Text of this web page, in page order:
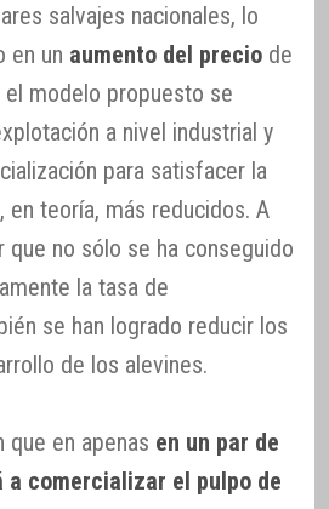
salvajes nacionales, lo
en un aumento del precio de
modelo propuesto se
a nivel industrial y
para satisfacer la
en teoría, más reducidos. A
que no sólo se ha conseguido
la tasa de
se han logrado reducir los
de los alevines.
en apenas en un par de
a comercializar el pulpo de